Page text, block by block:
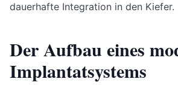
dauerhafte Integration in den Kiefer.
Der Aufbau eines
Implantatsystems